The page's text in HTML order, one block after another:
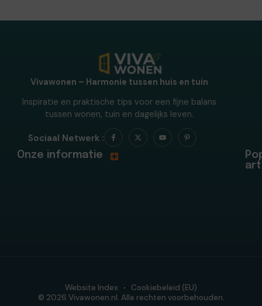
Vivawonen – Harmonie tussen huis en tuin
Inspiratie en praktische tips voor een fijne balans
tussen wonen, tuin en dagelijks leven.
Sociaal Netwerk :
Onze informatie
© 2026 Vivawonen.nl. Alle rechten voorbehouden.
Website Index Cookiebeleid (EU)